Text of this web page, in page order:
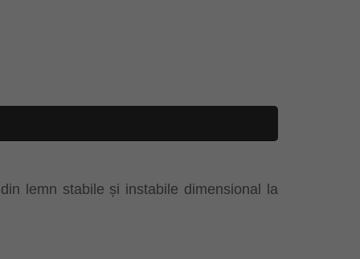
lemn stabile și instabile dimensional la